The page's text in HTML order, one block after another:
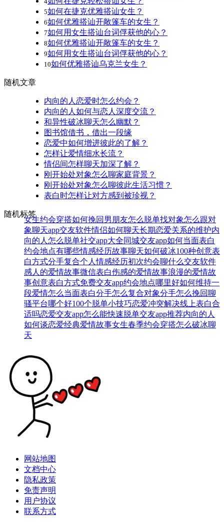
5如何在捷克优雅搭讪女生？
6如何优雅搭讪开敞篷车的女生？
7如何用女生搭讪台词俘获他的心？
8如何优雅搭讪开敞篷车的女生？
9如何用女生搭讪台词俘获他的心？
10如何优雅搭讪乌克兰女生？
随机文章
内向的人恋爱时怎么约会？
内向的人如何与恋人深度交流？
和异性破冰聊天怎么幽默？
图书馆借书，借出一段缘
恋爱中如何增进彼此的了解？
怎样让爱情细水长流？
情侣间怎样聊天加深了解？
刚开始处对象怎么聊家庭背景？
刚开始处对象怎么聊彼此生活习惯？
表白时怎样让对方感到被珍视？
随机标签
女生约会穿搭如何挽回男朋友怎么脱单找对象怎么跟对
象聊天app交友软件情侣如何聊天长期恋爱关系的维护内
向的人怎么脱单社交app大全同城交友app如何当面表白
约会地点有哪些情感经历故事聊天如何破冰100种创意表
白方式分手复合个人情感经历初次约会聊什么交友软件
感人的爱情故事微信表白伤感的爱情故事浪漫的爱情故
事创意表白方式免费交友app约会地点哪里好如何维持一
段爱情怎么当面表白分手怎么复合对象分手怎么挽回聊
骚平台哪个好100个脱单小技巧恋爱冲突解决线上表白合
适吗恋爱交友app怎么能快速脱单交友app推荐内向的人
如何谈恋爱经典爱情故事女生春季约会穿搭怎么破冰聊
天
网站地图
文档中心
隐私政策
免责声明
用户协议
联系方式